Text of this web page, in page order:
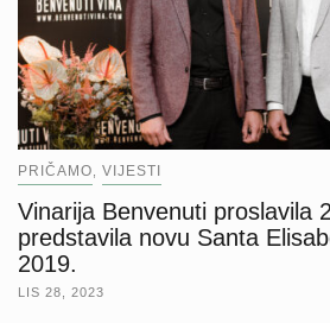
PRIČAMO VIJESTI
Vinarija Benvenuti proslavila
predstavila novu Santa
2019.
LIS 28, 2023